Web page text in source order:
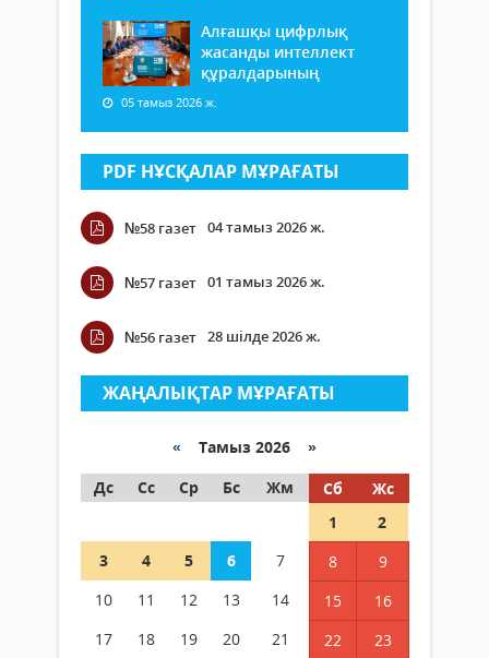
Алғашқы цифрлық
жасанды интеллект
құралдарының
05 тамыз 2026 ж.
PDF НҰСҚАЛАР МҰРАҒАТЫ
№58 газет 04 тамыз 2026 ж.
№57 газет 01 тамыз 2026 ж.
№56 газет 28 шілде 2026 ж.
ЖАҢАЛЫҚТАР МҰРАҒАТЫ
« Тамыз 2026 »
Дс
Сс Ср Бс Жм Сб
Жс
1
2
3
4 5 6 7 8
9
10
11 12 13 14 15
16
17
18 19 20 21 22
23